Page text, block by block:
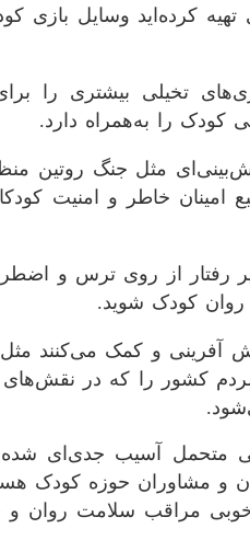
تهیه کرده‌اید وسایل
تخیلی بیشتری را
کودک را به‌همراه دارد.
مثل جنگ روتین
خاطر و امنیت
رفتار از روی ترس و
روان کودک شوید.
آفرینی و کمک می‌کنند
کشور را که در
متحمل آسیب جدی‌ای
و مشاوران حوزه کودک
خوبی مراقب سلامت روان